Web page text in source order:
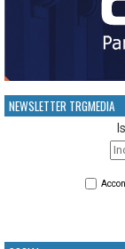
NEWSLETTER TRGMEDIA